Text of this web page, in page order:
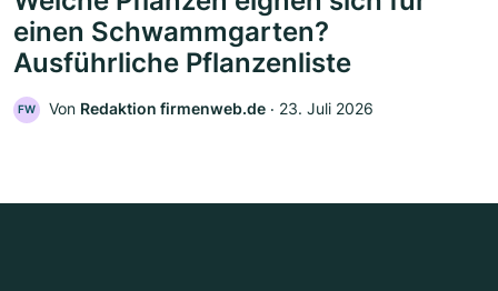
einen Schwammgarten?
Ausführliche Pflanzenliste
FW Von Redaktion firmenweb.de ‧ 23. Juli 2026